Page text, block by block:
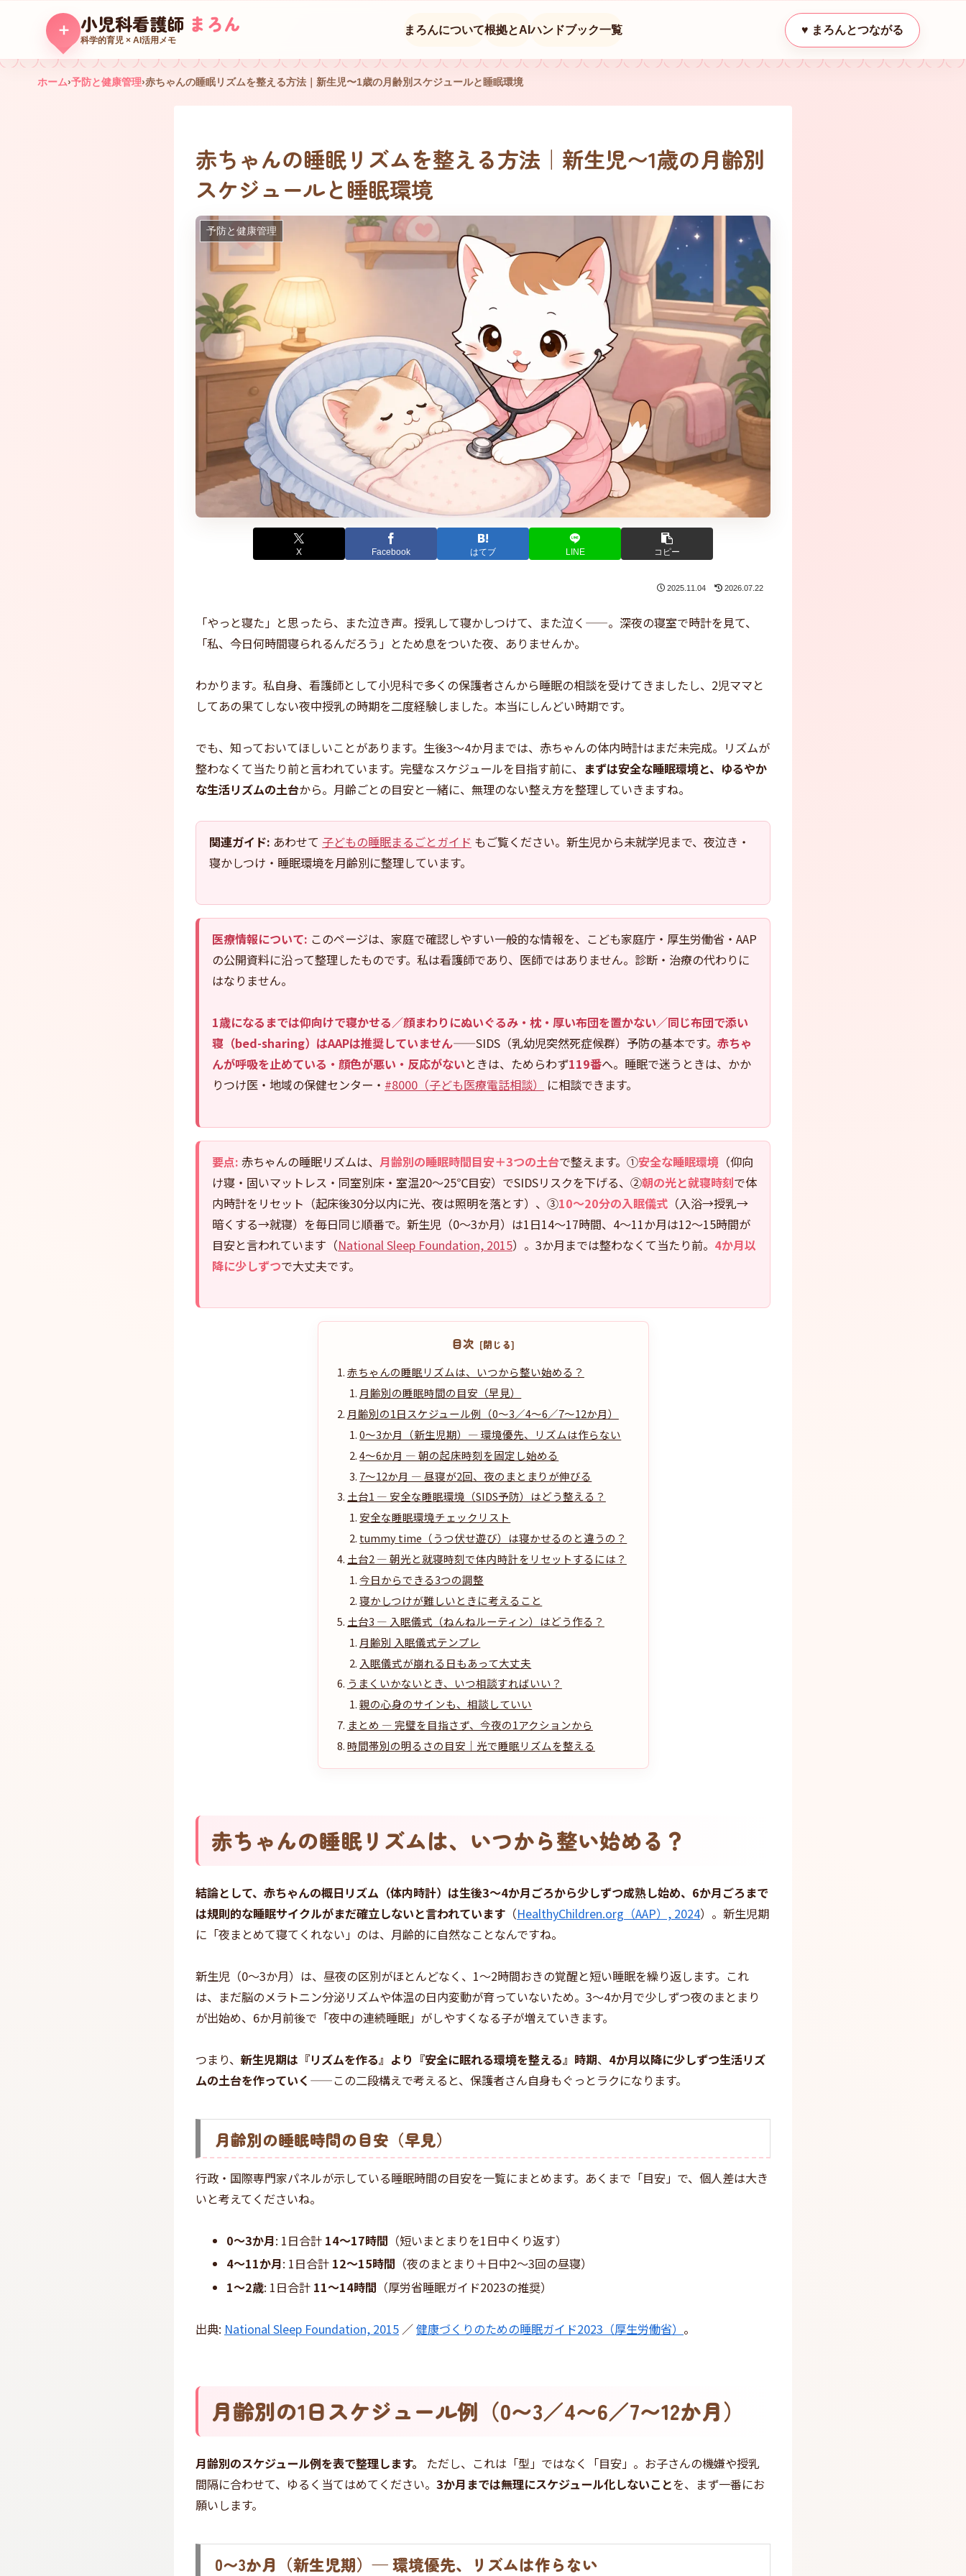
＋ 小児科看護師 まろん
科学的育児 × AI活用メモ
まろんについて根拠とAIハンドブック一覧 ♥ まろんとつながる
ホーム›予防と健康管理›赤ちゃんの睡眠リズムを整える方法｜新生児〜1歳の月齢別スケジュールと睡眠環境
赤ちゃんの睡眠リズムを整える方法｜新生児〜1歳の月齢別
スケジュールと睡眠環境
予防と健康管理
X Facebook はてブ LINE コピー
2025.11.04 2026.07.22
「やっと寝た」と思ったら、また泣き声。授乳して寝かしつけて、また泣く——。深夜の寝室で時計を見て、
「私、今日何時間寝られるんだろう」とため息をついた夜、ありませんか。
わかります。私自身、看護師として小児科で多くの保護者さんから睡眠の相談を受けてきましたし、2児ママと
してあの果てしない夜中授乳の時期を二度経験しました。本当にしんどい時期です。
でも、知っておいてほしいことがあります。生後3〜4か月までは、赤ちゃんの体内時計はまだ未完成。リズムが
整わなくて当たり前と言われています。完璧なスケジュールを目指す前に、 まずは安全な睡眠環境と、ゆるやか
な生活リズムの土台から。月齢ごとの目安と一緒に、無理のない整え方を整理していきますね。
関連ガイド: あわせて 子どもの睡眠まるごとガイド もご覧ください。新生児から未就学児まで、夜泣き・
寝かしつけ・睡眠環境を月齢別に整理しています。
医療情報について: このページは、家庭で確認しやすい一般的な情報を、こども家庭庁・厚生労働省・AAP
の公開資料に沿って整理したものです。私は看護師であり、医師ではありません。診断・治療の代わりに
はなりません。
1歳になるまでは仰向けで寝かせる／顔まわりにぬいぐるみ・枕・厚い布団を置かない／同じ布団で添い
寝（bed-sharing）はAAPは推奨していません——SIDS（乳幼児突然死症候群）予防の基本です。 赤ちゃ
んが呼吸を止めている・顔色が悪い・反応がないときは、ためらわず119番へ。睡眠で迷うときは、かか
りつけ医・地域の保健センター・ #8000（子ども医療電話相談） に相談できます。
要点: 赤ちゃんの睡眠リズムは、 月齢別の睡眠時間目安＋3つの土台で整えます。①安全な睡眠環境 （仰向
け寝・固いマットレス・同室別床・室温20〜25℃目安）でSIDSリスクを下げる、②朝の光と就寝時刻で体
内時計をリセット（起床後30分以内に光、夜は照明を落とす）、③10〜20分の入眠儀式 （入浴→授乳→
暗くする→就寝）を毎日同じ順番で。新生児（0〜3か月）は1日14〜17時間、4〜11か月は12〜15時間が
目安と言われています（National Sleep Foundation, 2015）。3か月までは整わなくて当たり前。 4か月以
降に少しずつで大丈夫です。
目次
赤ちゃんの睡眠リズムは、いつから整い始める？
月齢別の睡眠時間の目安（早見）
月齢別の1日スケジュール例（0〜3／4〜6／7〜12か月）
0〜3か月（新生児期）— 環境優先、リズムは作らない
4〜6か月 — 朝の起床時刻を固定し始める
7〜12か月 — 昼寝が2回、夜のまとまりが伸びる
土台1 — 安全な睡眠環境（SIDS予防）はどう整える？
安全な睡眠環境チェックリスト
tummy time（うつ伏せ遊び）は寝かせるのと違うの？
土台2 — 朝光と就寝時刻で体内時計をリセットするには？
今日からできる3つの調整
寝かしつけが難しいときに考えること
土台3 — 入眠儀式（ねんねルーティン）はどう作る？
月齢別 入眠儀式テンプレ
入眠儀式が崩れる日もあって大丈夫
うまくいかないとき、いつ相談すればいい？
親の心身のサインも、相談していい
まとめ — 完璧を目指さず、今夜の1アクションから
時間帯別の明るさの目安｜光で睡眠リズムを整える
赤ちゃんの睡眠リズムは、いつから整い始める？
結論として、赤ちゃんの概日リズム（体内時計）は生後3〜4か月ごろから少しずつ成熟し始め、6か月ごろまで
は規則的な睡眠サイクルがまだ確立しないと言われています （HealthyChildren.org（AAP）, 2024）。新生児期
に「夜まとめて寝てくれない」のは、月齢的に自然なことなんですね。
新生児（0〜3か月）は、昼夜の区別がほとんどなく、1〜2時間おきの覚醒と短い睡眠を繰り返します。これ
は、まだ脳のメラトニン分泌リズムや体温の日内変動が育っていないため。3〜4か月で少しずつ夜のまとまり
が出始め、6か月前後で「夜中の連続睡眠」がしやすくなる子が増えていきます。
つまり、 新生児期は『リズムを作る』より『安全に眠れる環境を整える』時期、 4か月以降に少しずつ生活リズ
ムの土台を作っていく ——この二段構えで考えると、保護者さん自身もぐっとラクになります。
月齢別の睡眠時間の目安（早見）
行政・国際専門家パネルが示している睡眠時間の目安を一覧にまとめます。あくまで「目安」で、個人差は大き
いと考えてくださいね。
0〜3か月: 1日合計 14〜17時間 （短いまとまりを1日中くり返す）
4〜11か月: 1日合計 12〜15時間 （夜のまとまり＋日中2〜3回の昼寝）
1〜2歳: 1日合計 11〜14時間 （厚労省睡眠ガイド2023の推奨）
出典: National Sleep Foundation, 2015 ／健康づくりのための睡眠ガイド2023（厚生労働省） 。
月齢別の1日スケジュール例（0〜3／4〜6／7〜12か月）
月齢別のスケジュール例を表で整理します。
ただし、これは「型」ではなく「目安」。お子さんの機嫌や授乳
間隔に合わせて、ゆるく当てはめてください。 3か月までは無理にスケジュール化しないことを、まず一番にお
願いします。
0〜3か月（新生児期）— 環境優先、リズムは作らない